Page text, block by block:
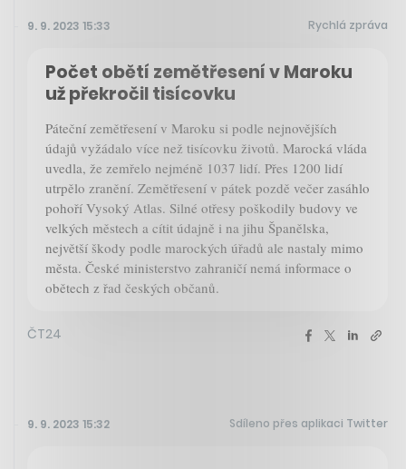
9. 9. 2023 15:33 Rychlá zpráva
Počet obětí zemětřesení v Maroku
už překročil tisícovku
Páteční zemětřesení v Maroku si podle nejnovějších
údajů vyžádalo více než tisícovku životů. Marocká vláda
uvedla, že zemřelo nejméně 1037 lidí. Přes 1200 lidí
utrpělo zranění. Zemětřesení v pátek pozdě večer zasáhlo
pohoří Vysoký Atlas. Silné otřesy poškodily budovy ve
velkých městech a cítit údajně i na jihu Španělska,
největší škody podle marockých úřadů ale nastaly mimo
města. České ministerstvo zahraničí nemá informace o
obětech z řad českých občanů.
ČT24
9. 9. 2023 15:32 Sdíleno přes aplikaci Twitter